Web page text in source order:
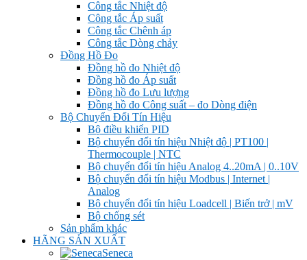
Công tắc Nhiệt độ
Công tắc Áp suất
Công tắc Chênh áp
Công tắc Dòng chảy
Đồng Hồ Đo
Đồng hồ đo Nhiệt độ
Đồng hồ đo Áp suất
Đồng hồ đo Lưu lượng
Đồng hồ đo Công suất – đo Dòng điện
Bộ Chuyển Đổi Tín Hiệu
Bộ điều khiển PID
Bộ chuyển đổi tín hiệu Nhiệt độ | PT100 |
Thermocouple | NTC
Bộ chuyển đổi tín hiệu Analog 4..20mA | 0..10V
Bộ chuyển đổi tín hiệu Modbus | Internet |
Analog
Bộ chuyển đổi tín hiệu Loadcell | Biến trở | mV
Bộ chống sét
Sản phẩm khác
HÃNG SẢN XUẤT
Seneca